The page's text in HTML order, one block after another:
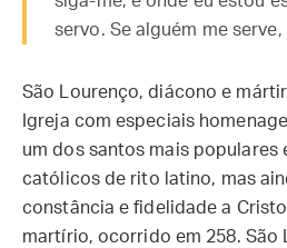
servo. Se alguém me
São Lourenço, diácono e
Igreja com especiais
um dos santos mais populares
católicos de rito latino, mas
constância e fidelidade a
martírio, ocorrido em 258. São